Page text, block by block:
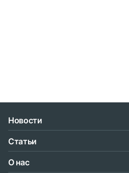
Новости
Статьи
О нас